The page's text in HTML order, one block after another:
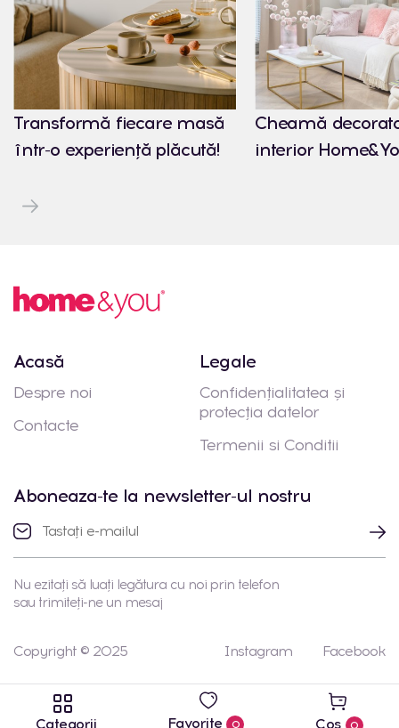
Categorii Favorite 0 Coș 0
Transformă fiecare masă
într-o experiență plăcută!
Cheamă
interior
Acasă
Despre noi
Contacte
Legale
Confidențialitatea și
protecția datelor
Termenii si Conditii
Aboneaza-te la newsletter-ul nostru
Nu ezitați să luați legătura cu noi prin telefon
sau trimiteți-ne un mesaj
Copyright © 2025 Instagram Facebook